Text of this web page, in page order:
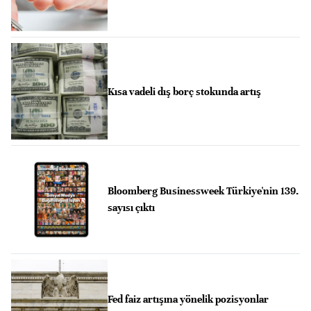
Kısa vadeli dış borç stokunda artış
Bloomberg Businessweek Türkiye'nin 139.
sayısı çıktı
Fed faiz artışına yönelik pozisyonlar